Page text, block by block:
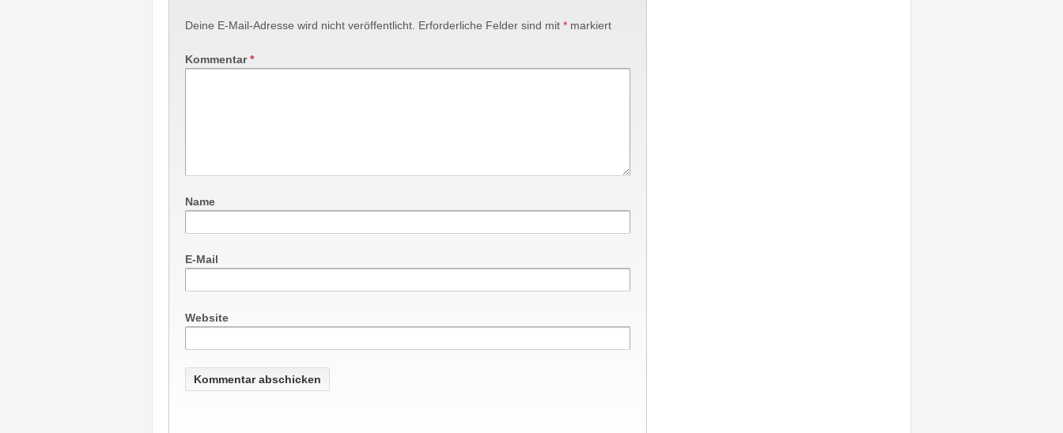
Deine E-Mail-Adresse wird nicht veröffentlicht. Erforderliche Felder sind mit * markiert
Kommentar*
Name
E-Mail
Website